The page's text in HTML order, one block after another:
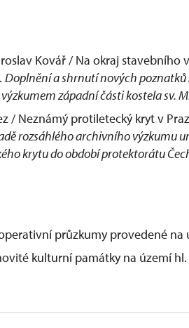
Kovář / Na okraj stavebního
Doplnění a shrnutí nových
západní části kostela sv.
/ Neznámý protiletecký kryt v
rozsáhlého archivního výzkumu
krytu do období protektorátu
průzkumy provedené na
kulturní památky na území hl.